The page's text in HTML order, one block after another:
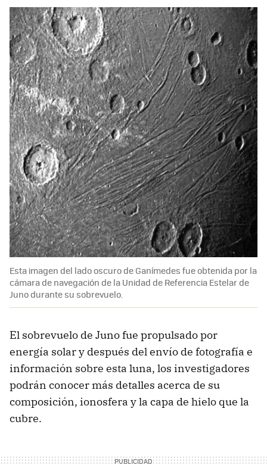
Esta imagen del lado oscuro de Ganímedes fue obtenida por la
cámara de navegación de la Unidad de Referencia Estelar de
Juno durante su sobrevuelo.
El sobrevuelo de Juno fue propulsado por
energía solar y después del envío de fotografía e
información sobre esta luna, los investigadores
podrán conocer más detalles acerca de su
composición, ionosfera y la capa de hielo que la
cubre.